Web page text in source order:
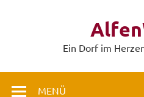
Ein Dorf im
MENÜ